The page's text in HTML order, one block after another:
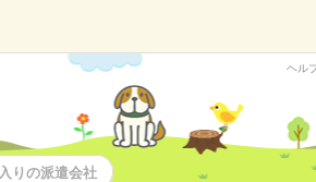
ヘル
りの派遣会社